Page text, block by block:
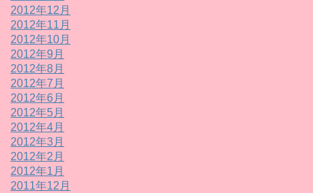
2012年12月
2012年11月
2012年10月
2012年9月
2012年8月
2012年7月
2012年6月
2012年5月
2012年4月
2012年3月
2012年2月
2012年1月
2011年12月